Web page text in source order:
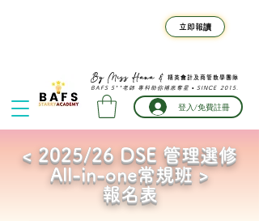
立即報讀
登入/免費註冊
By Miss Hana &
精英會計及商管教學團隊
BAFS 5**老師 專科助你補底奪星 • SINCE 2015.
< 2025/26 DSE 管理選修
All-in-one常規班 >
報名表